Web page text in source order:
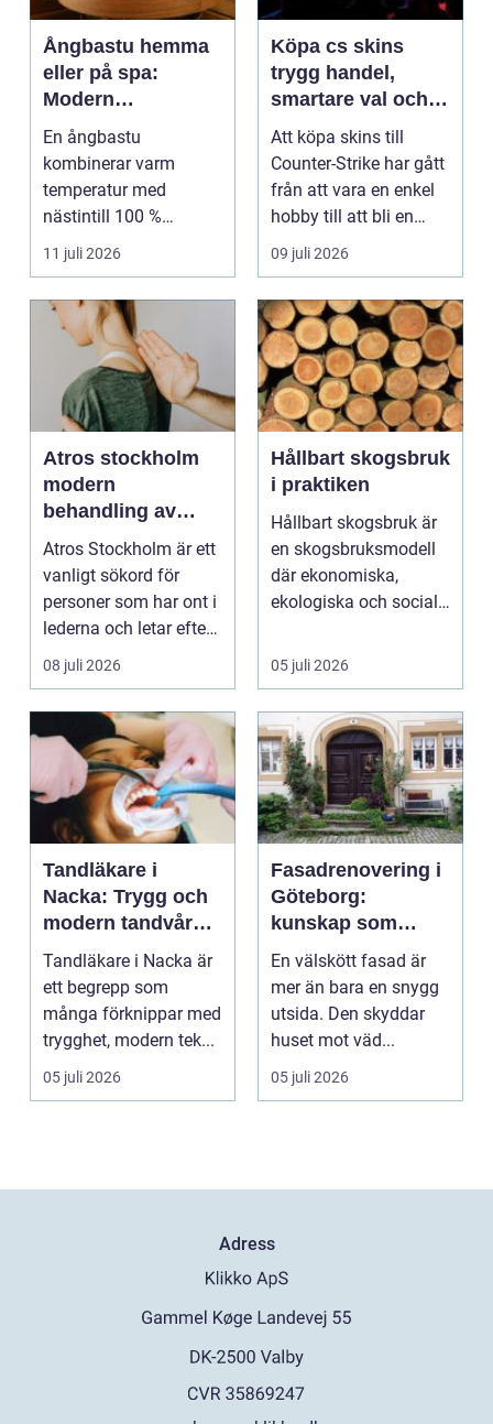
Ångbastu hemma
eller på spa:
Modern
återhämtning med
uråldrig logik
En ångbastu
kombinerar varm
temperatur med
nästintill 100 %
luftfuktighet för att
11 juli 2026
Köpa cs skins
trygg handel,
smartare val och
bättre affärer
Att köpa skins till
Counter-Strike har gått
från att vara en enkel
hobby till att bli en
egen liten ...
09 juli 2026
Atros stockholm
modern
behandling av
ledbesvär i
huvudstaden
Atros Stockholm är ett
vanligt sökord för
personer som har ont i
lederna och letar efter
hjälp i huv...
08 juli 2026
Hållbart skogsbruk
i praktiken
Hållbart skogsbruk är
en skogsbruksmodell
där ekonomiska,
ekologiska och sociala
...
05 juli 2026
Tandläkare i
Nacka: Trygg och
modern tandvård
nära dig
Tandläkare i Nacka är
ett begrepp som
många förknippar med
trygghet, modern tek...
05 juli 2026
Fasadrenovering i
Göteborg:
kunskap som
lönar sig på lång
En välskött fasad är
mer än bara en snygg
utsida. Den skyddar
huset mot väd...
05 juli 2026
Adress